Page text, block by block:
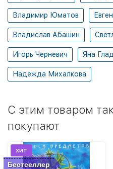
Владимир Юматов
Владислав Абашин
Игорь Черневич Яна
Надежда Михалкова
C этим товаром
покупают
Бестселлер
хит